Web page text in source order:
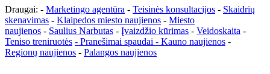
Draugai: - Marketingo agentūra - Teisinės konsultacijos - Skaidrių
skenavimas - Klaipedos miesto naujienos - Miesto
naujienos - Saulius Narbutas - Įvaizdžio kūrimas - Veidoskaita -
Teniso treniruotės - Pranešimai spaudai - Kauno naujienos -
Regionų naujienos - Palangos naujienos